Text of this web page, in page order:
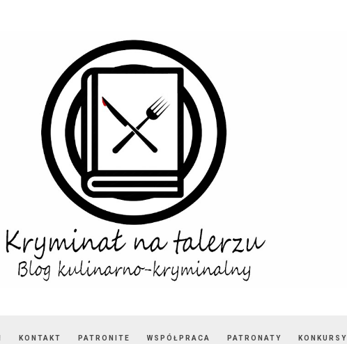
KONTAKT PATRONITE WSPÓŁPRACA PATRONATY KONKURSY